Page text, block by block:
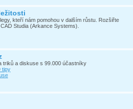
kteří nám pomohou v dalším růstu. Rozšiřte
Studia (Arkance Systems).
triků a diskuse s 99.000 účastníky
tipy